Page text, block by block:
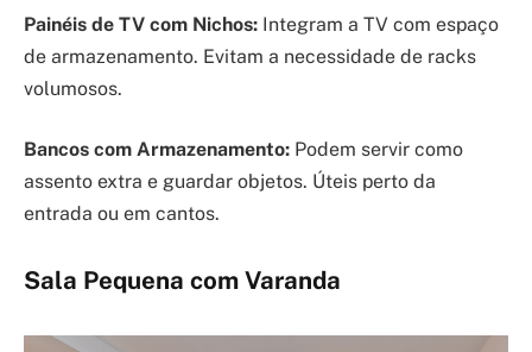
Painéis de TV com Nichos: Integram a TV com espaço
de armazenamento. Evitam a necessidade de racks
volumosos.
Bancos com Armazenamento: Podem servir como
assento extra e guardar objetos. Úteis perto da
entrada ou em cantos.
Sala Pequena com Varanda